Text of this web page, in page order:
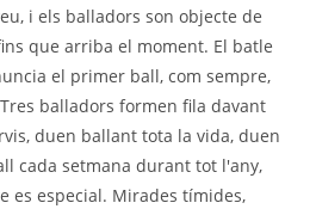
i els balladors son objecte de
que arriba el moment. El batle
el primer ball, com sempre,
balladors formen fila davant
duen ballant tota la vida, duen
cada setmana durant tot l'any,
es especial. Mirades tímides,